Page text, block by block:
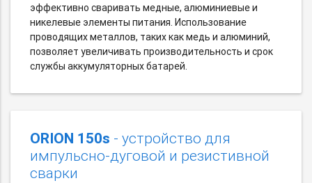
эффективно сваривать медные, алюминиевые и
никелевые элементы питания. Использование
проводящих металлов, таких как медь и алюминий,
позволяет увеличивать производительность и срок
службы аккумуляторных батарей.
ORION 150s - устройство для
импульсно-дуговой и резистивной
сварки